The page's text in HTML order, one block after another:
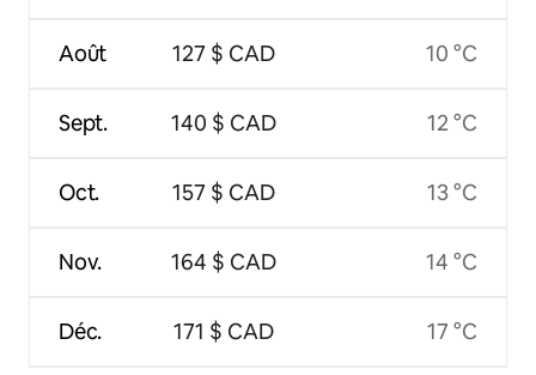
Août
Sept.
Oct.
Nov.
Déc.
127 $ CAD
140 $ CAD
157 $ CAD
164 $ CAD
171 $ CAD
10 °C
12 °C
13 °C
14 °C
17 °C